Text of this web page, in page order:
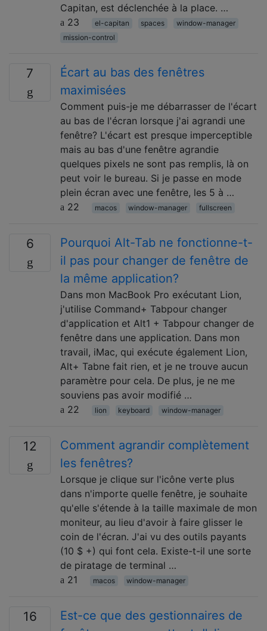
Capitan, est déclenchée à la place. …
23
el-capitan spaces
window-manager
mission-control
7
Écart au bas des fenêtres
maximisées
Comment puis-je me débarrasser de l'écart
au bas de l'écran lorsque j'ai agrandi une
fenêtre? L'écart est presque imperceptible
mais au bas d'une fenêtre agrandie
quelques pixels ne sont pas remplis, là on
peut voir le bureau. Si je passe en mode
plein écran avec une fenêtre, les 5 à …
22
macos window-manager fullscreen
6
Pourquoi Alt-Tab ne fonctionne-t-
il pas pour changer de fenêtre de
la même application?
Dans mon MacBook Pro exécutant Lion,
j'utilise Command+ Tabpour changer
d'application et Alt1 + Tabpour changer de
fenêtre dans une application. Dans mon
travail, iMac, qui exécute également Lion,
Alt+ Tabne fait rien, et je ne trouve aucun
paramètre pour cela. De plus, je ne me
souviens pas avoir modifié …
22
lion keyboard window-manager
12
Comment agrandir complètement
les fenêtres?
Lorsque je clique sur l'icône verte plus
dans n'importe quelle fenêtre, je souhaite
qu'elle s'étende à la taille maximale de mon
moniteur, au lieu d'avoir à faire glisser le
coin de l'écran. J'ai vu des outils payants
(10 $ +) qui font cela. Existe-t-il une sorte
de piratage de terminal …
21
macos window-manager
16
Est-ce que des gestionnaires de